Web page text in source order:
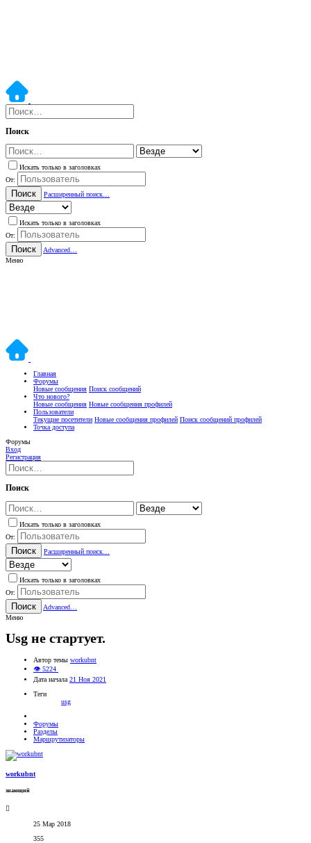
Поиск
Искать только в заголовках
От:
Поиск Расширенный поиск…
Искать только в заголовках
От:
Поиск
Advanced…
Меню
Главная
Форумы
Новые сообщения Поиск сообщений
Что нового?
Новые сообщения Новые сообщения профилей
Пользователи
Текущие посетители Новые сообщения профилей Поиск сообщений профилей
Точка доступа
Форумы
Вход
Регистрация
Поиск
Искать только в заголовках
От:
Поиск Расширенный поиск…
Искать только в заголовках
От:
Поиск
Advanced…
Меню
Usg не стартует.
Автор темы workubnt
👁 5224
Дата начала 21 Ноя 2021
Теги
usg
Форумы
Разделы
Маршрутизаторы
workubnt
знающий
25 Мар 2018
355